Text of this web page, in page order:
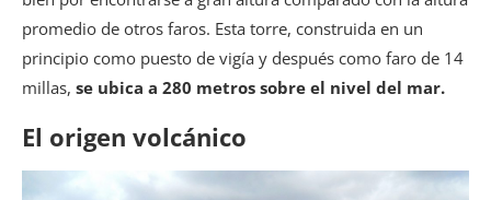
promedio de otros faros. Esta torre, construida en un
principio como puesto de vigía y después como faro de 14
millas, se ubica a 280 metros sobre el nivel del mar.
El origen volcánico